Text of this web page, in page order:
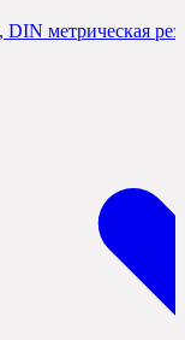
метрическая